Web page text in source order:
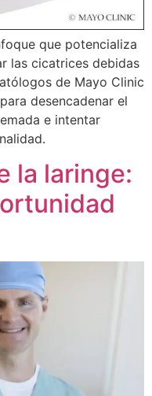
que potencializa
las cicatrices debidas
de Mayo Clinic
desencadenar el
e intentar
la laringe: